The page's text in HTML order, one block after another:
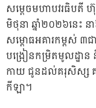
សម្ដេចមហាបវរធិបតី
មិថុនា ឆ្នាំ២០២៦នេះ
សម្ពោធអគារកម្ពស់ ៣
បង្រៀនកម្រិតមូលដ្ឋាន
កាយ ជូនដល់គរុសិស្ស គ
កីឡា។